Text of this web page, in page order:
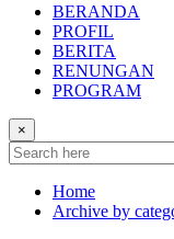
BERANDA
PROFIL
BERITA
RENUNGAN
PROGRAM
×
Home
Archive by